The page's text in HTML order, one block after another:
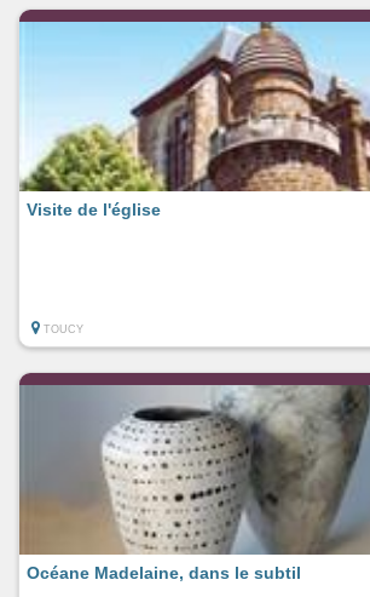
Visite de l'église
TOUCY
Océane Madelaine, dans le subtil